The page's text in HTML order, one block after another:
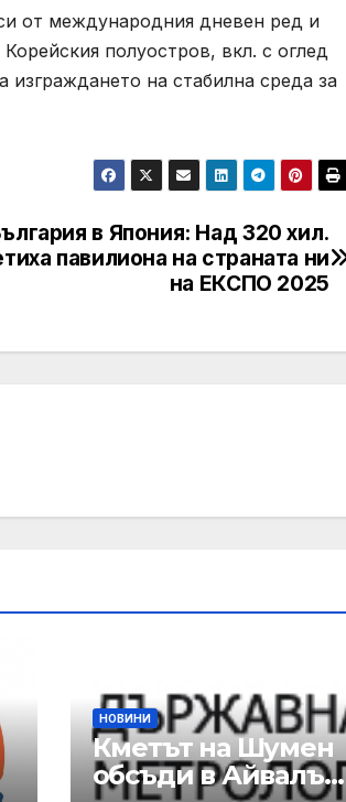
от международния дневен ред и
полуостров, вкл. с оглед
на стабилна среда за
в Япония: Над 320 хил.
павилиона на страната ни
на ЕКСПО 2025
НОВИНИ
Кметът на Шумен
обсъди в Айвалък